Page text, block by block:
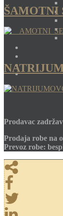
ŠAMOTNI
Prodavac
Prodaja robe na
Prevoz robe: